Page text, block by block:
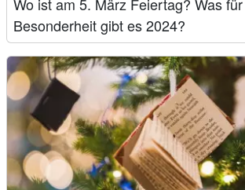
Wo ist am 5. März Feiertag? Was
Besonderheit gibt es 2024?